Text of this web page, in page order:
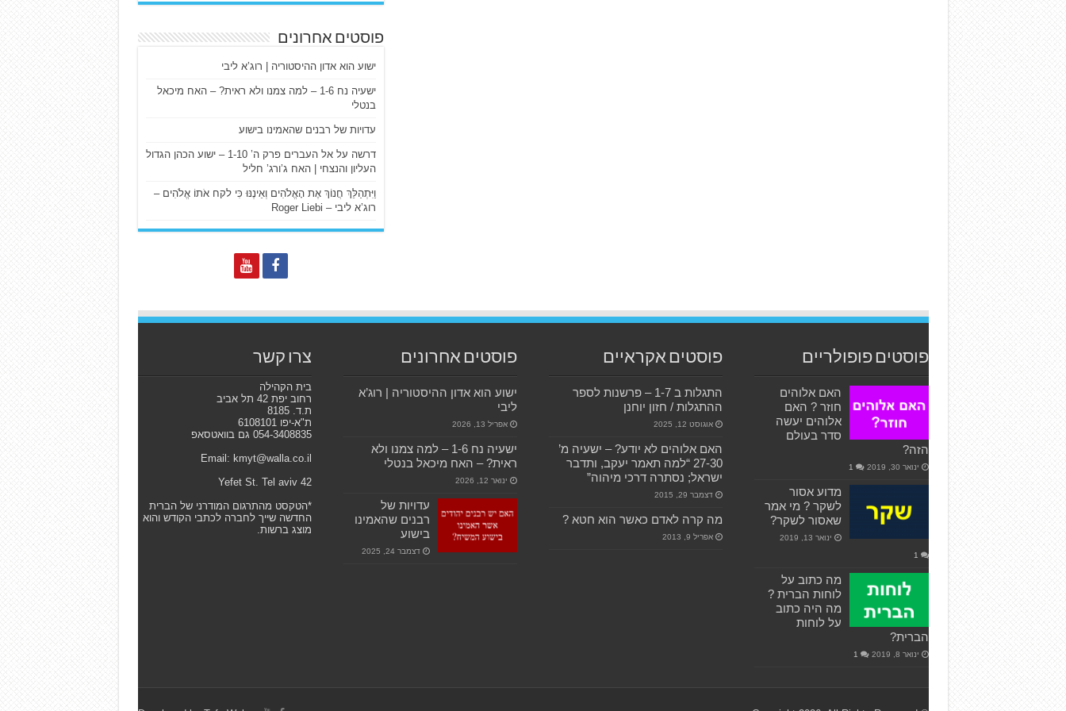
פוסטים אחרונים
ישוע הוא אדון ההיסטוריה | רוג’א ליבי
ישעיה נח 1-6 – למה צמנו ולא ראית? – האח מיכאל
בנטלי
עדויות של רבנים שהאמינו בישוע
דרשה על אל העברים פרק ה’ 1-10 – ישוע הכהן הגדול
העליון והנצחי | האח ג’ורג’ חליל
וַיִּתְהַלֵּךְ חֲנוֹךְ אֶת הָאֱלֹהִים וְאֵינֶנּוּ כִּי לקח אֹתוֹ אֱלֹהִים –
רוג’א ליבי – Roger Liebi
פוסטים פופולריים
האם אלוהים
חוזר ? האם
אלוהים יעשה
סדר בעולם
הזה?
ינואר 30, 2019 1
מדוע אסור
לשקר ? מי אמר
שאסור לשקר?
ינואר 13, 2019
1
מה כתוב על
לוחות הברית ?
מה היה כתוב
על לוחות
הברית?
ינואר 8, 2019 1
פוסטים אקראיים
התגלות ב 1-7 – פרשנות לספר
ההתגלות / חזון יוחנן
אוגוסט 12, 2025
האם אלוהים לא יודע? – ישעיה מ’
27-30 “למה תאמר יעקב, ותדבר
ישראל; נסתרה דרכי מיהוה”
דצמבר 29, 2015
מה קרה לאדם כאשר הוא חטא ?
אפריל 9, 2013
פוסטים אחרונים
ישוע הוא אדון ההיסטוריה | רוג’א
ליבי
אפריל 13, 2026
ישעיה נח 1-6 – למה צמנו ולא
ראית? – האח מיכאל בנטלי
ינואר 12, 2026
עדויות של
רבנים שהאמינו
בישוע
דצמבר 24, 2025
צרו קשר
בית הקהילה
רחוב יפת 42 תל אביב
ת.ד. 8185
ת"א-יפו 6108101
054-3408835 גם בוואטסאפ
Email: kmyt@walla.co.il
42 Yefet St. Tel aviv
*הטקסט מהתרגום המודרני של הברית
החדשה שייך לחברה לכתבי הקודש והוא
מוצג ברשות.